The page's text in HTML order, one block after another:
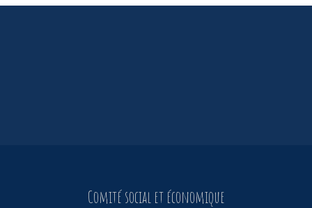
Comité social et économique